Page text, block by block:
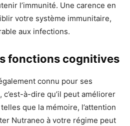
l’immunité. Une carence en
votre système immunitaire,
aux infections.
fonctions cognitives
connu pour ses
à-dire qu’il peut améliorer
que la mémoire, l’attention
Nutraneo à votre régime peut